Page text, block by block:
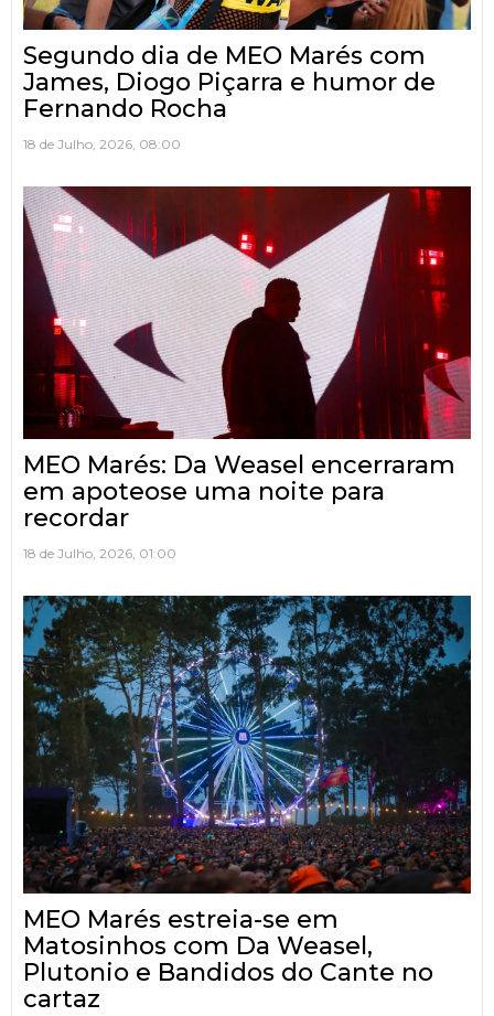
Segundo dia de MEO Marés com
James, Diogo Piçarra e humor de
Fernando Rocha
18 de Julho, 2026, 08:00
MEO Marés: Da Weasel encerraram
em apoteose uma noite para
recordar
18 de Julho, 2026, 01:00
MEO Marés estreia-se em
Matosinhos com Da Weasel,
Plutonio e Bandidos do Cante no
cartaz